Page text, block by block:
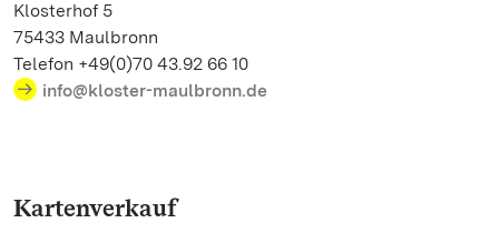
Klosterhof 5
75433 Maulbronn
Telefon +49(0)70 43.92 66 10
info@kloster-maulbronn.de
Kartenverkauf